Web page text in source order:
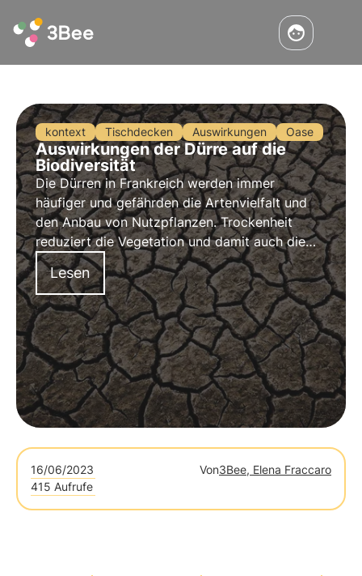
kontext Tischdecken Auswirkungen Oase
Auswirkungen der Dürre auf die
Biodiversität
Die Dürren in Frankreich werden immer
häufiger und gefährden die Artenvielfalt und
den Anbau von Nutzpflanzen. Trockenheit
reduziert die Vegetation und damit auch die
Nektarressourcen für Bestäuber.
Lesen
16/06/2023 Von3Bee, Elena Fraccaro
415 Aufrufe